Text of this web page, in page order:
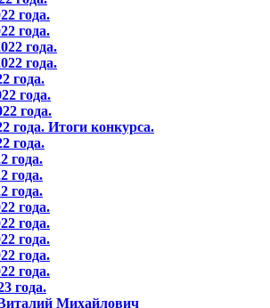
года.
года.
года.
года.
года.
года.
года.
года. Итоги конкурса.
года.
года.
года.
года.
года.
года.
года.
года.
года.
года.
Михайлович